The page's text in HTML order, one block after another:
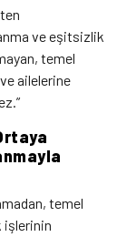
ve eşitsizlik
temel
ailelerine
temel
işlerinin